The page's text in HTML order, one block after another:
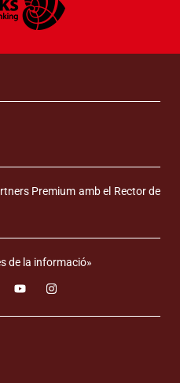
Premium amb el Rector de
de la informació»